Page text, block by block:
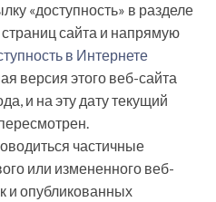
«доступность» в разделе
сайта и напрямую
в Интернете
версия этого веб-сайта
и на эту дату текущий
частичные
или измененного веб-
и опубликованных